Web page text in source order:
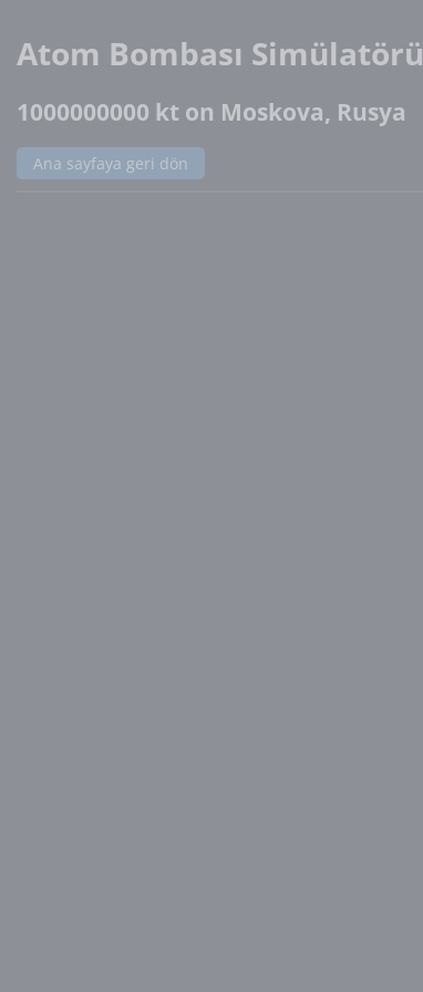
Atom Bombası Simülatörü
1000000000 kt on Moskova, Rusya
Ana sayfaya geri dön